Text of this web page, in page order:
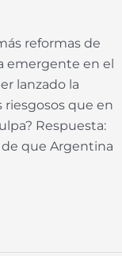
reformas de
emergente en el
lanzado la
riesgosos que en
Respuesta:
que Argentina